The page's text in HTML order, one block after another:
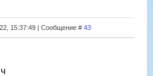
15:37:49 | Сообщение # 43